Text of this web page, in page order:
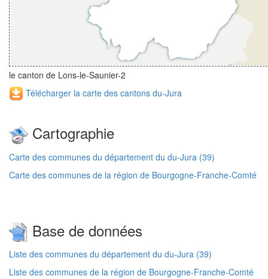
le canton de Lons-le-Saunier-2
Télécharger la carte des cantons du-Jura
Cartographie
Carte des communes du département du du-Jura (39)
Carte des communes de la région de Bourgogne-Franche-Comté
Base de données
Liste des communes du département du du-Jura (39)
Liste des communes de la région de Bourgogne-Franche-Comté